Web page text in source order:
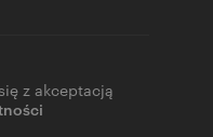
z akceptacją